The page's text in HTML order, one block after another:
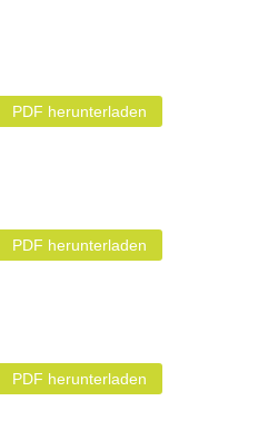
PDF herunterladen
PDF herunterladen
PDF herunterladen